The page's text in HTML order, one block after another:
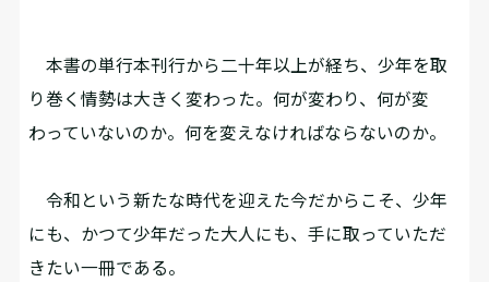
本書の単行本刊行から二十年以上が経ち、少年を取
り巻く情勢は大きく変わった。何が変わり、何が変
わっていないのか。何を変えなければならないのか。
令和という新たな時代を迎えた今だからこそ、少年
にも、かつて少年だった大人にも、手に取っていただ
きたい一冊である。